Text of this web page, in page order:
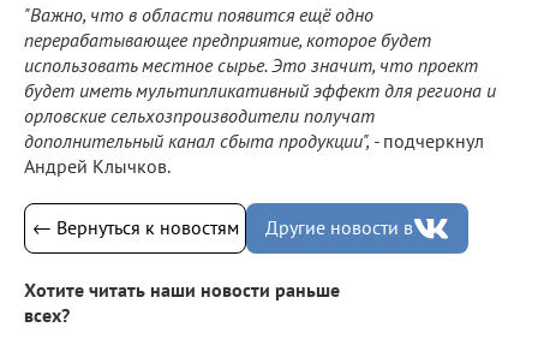
"Важно, что в области появится ещё одно
перерабатывающее предприятие, которое будет
использовать местное сырье. Это значит, что проект
будет иметь мультипликативный эффект для региона и
орловские сельхозпроизводители получат
дополнительный канал сбыта продукции", - подчеркнул
Андрей Клычков.
← Вернуться к новостям Другие новости в
Хотите читать наши новости раньше
всех?